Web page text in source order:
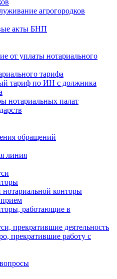
агрогородков
акты БНП
от уплаты нотариального
тарифа
тариф по ИН с должника
нотариальных палат
обращений
линия
конторы
работающие в
прекратившие деятельность
прекратившие работу с